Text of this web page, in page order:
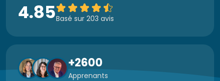
4.85Basé sur 203 avis
+2600
Apprenants